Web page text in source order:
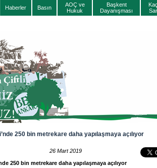
Haberler Basın
AOÇ ve
Hukuk
Başkent
Dayanışması
250 bin metrekare daha yapılaşmaya açılıyor
26 Mart 2019
250 bin metrekare daha yapılaşmaya açılıyor